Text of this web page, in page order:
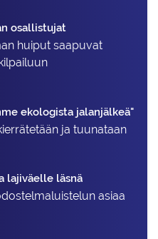
osallistujat
huiput saapuvat
ekologista jalanjälkeä"
ja tuunataan
lajiväelle läsnä
asiaa